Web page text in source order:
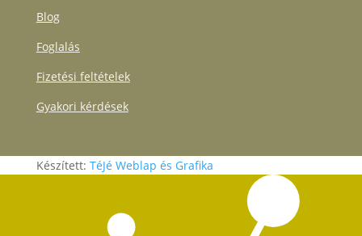
Blog
Foglalás
Fizetési feltételek
Gyakori kérdések
Készített: TéJé Weblap és Grafika